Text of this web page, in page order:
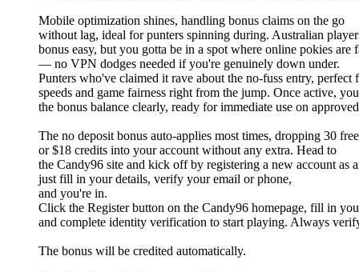
Mobile optimization shines, handling bonus claims on the go
without lag, ideal for punters spinning during. Australian
bonus easy, but you gotta be in a spot where online pokies are
— no VPN dodges needed if you're genuinely down under.
Punters who've claimed it rave about the no-fuss entry, perfect
speeds and game fairness right from the jump. Once active,
the bonus balance clearly, ready for immediate use on
The no deposit bonus auto-applies most times, dropping 30
or $18 credits into your account without any extra. Head to
the Candy96 site and kick off by registering a new account as
just fill in your details, verify your email or phone,
and you're in.
Click the Register button on the Candy96 homepage, fill in
and complete identity verification to start playing. Always
The bonus will be credited automatically.